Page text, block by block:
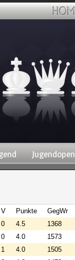
Jugendopen
V Punkte GegWr
0 4.5 1368
0 4.0 1573
1 4.0 1505